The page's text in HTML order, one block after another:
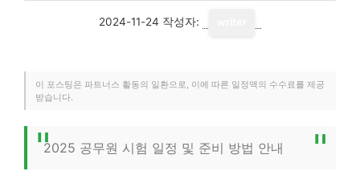
2024-11-24 작성자:
이 포스팅은 파트너스 활동의 일환으로, 이에 따른 일정액의 수수료를 제공
받습니다.
2025 공무원 시험 일정 및 준비 방법 안내